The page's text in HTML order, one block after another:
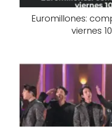
Euromillones:
viernes